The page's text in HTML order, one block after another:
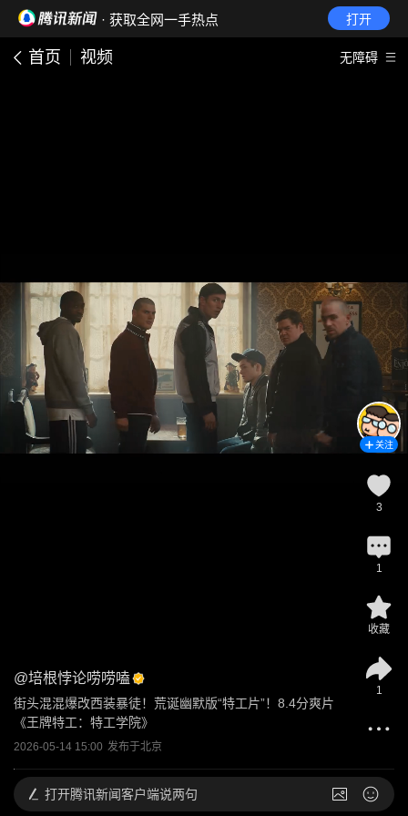
· 获取全网一手热点 打开
首页 视频 无障碍
@培根悖论唠唠嗑
街头混混爆改西装暴徒！荒诞幽默版“特工片”！8.4分爽片
《王牌特工：特工学院》
2026-05-14 15:00 发布于北京
关注
3
1
收藏
1
打开腾讯新闻客户端说两句